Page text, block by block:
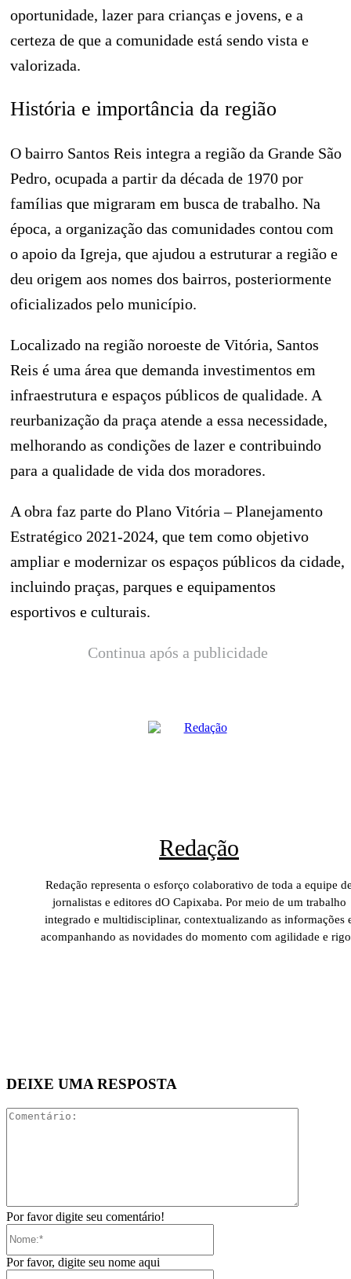
oportunidade, lazer para crianças e jovens, e a
certeza de que a comunidade está sendo vista e
valorizada.
História e importância da região
O bairro Santos Reis integra a região da Grande São
Pedro, ocupada a partir da década de 1970 por
famílias que migraram em busca de trabalho. Na
época, a organização das comunidades contou com
o apoio da Igreja, que ajudou a estruturar a região e
deu origem aos nomes dos bairros, posteriormente
oficializados pelo município.
Localizado na região noroeste de Vitória, Santos
Reis é uma área que demanda investimentos em
infraestrutura e espaços públicos de qualidade. A
reurbanização da praça atende a essa necessidade,
melhorando as condições de lazer e contribuindo
para a qualidade de vida dos moradores.
A obra faz parte do Plano Vitória – Planejamento
Estratégico 2021-2024, que tem como objetivo
ampliar e modernizar os espaços públicos da cidade,
incluindo praças, parques e equipamentos
esportivos e culturais.
Continua após a publicidade
Redação
Redação representa o esforço colaborativo de toda a equipe
jornalistas e editores dO Capixaba. Por meio de um trabalho
integrado e multidisciplinar, contextualizando as informações
acompanhando as novidades do momento com agilidade e
DEIXE UMA RESPOSTA
Por favor digite seu comentário!
Por favor, digite seu nome aqui